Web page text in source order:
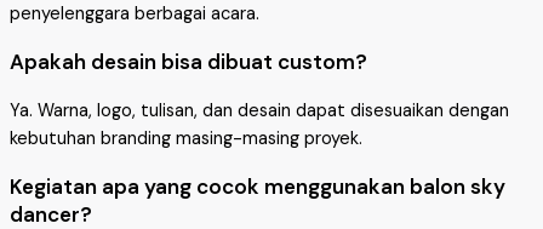
penyelenggara berbagai acara.
Apakah desain bisa dibuat custom?
Ya. Warna, logo, tulisan, dan desain dapat disesuaikan dengan
kebutuhan branding masing-masing proyek.
Kegiatan apa yang cocok menggunakan balon sky
dancer?